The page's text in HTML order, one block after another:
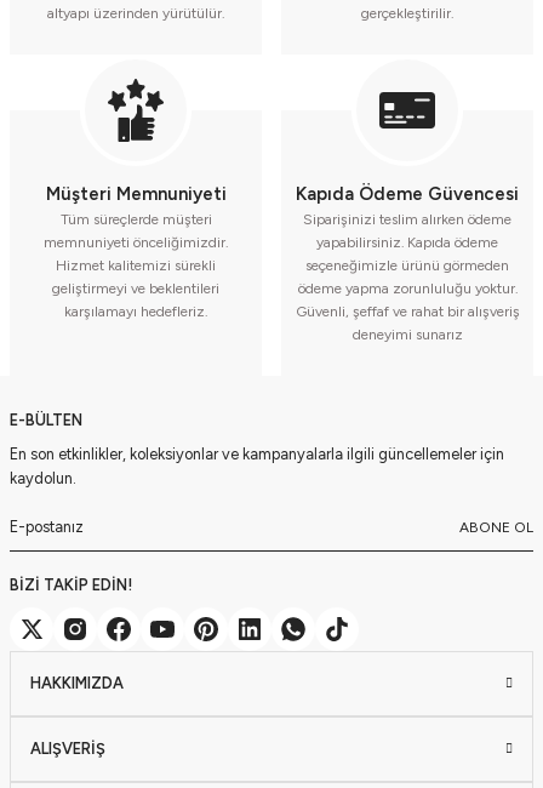
altyapı üzerinden yürütülür.
gerçekleştirilir.
Müşteri Memnuniyeti
Tüm süreçlerde müşteri
memnuniyeti önceliğimizdir.
Hizmet kalitemizi sürekli
geliştirmeyi ve beklentileri
karşılamayı hedefleriz.
Kapıda Ödeme Güvencesi
Siparişinizi teslim alırken ödeme
yapabilirsiniz. Kapıda ödeme
seçeneğimizle ürünü görmeden
ödeme yapma zorunluluğu yoktur.
Güvenli, şeffaf ve rahat bir alışveriş
deneyimi sunarız
E-BÜLTEN
En son etkinlikler, koleksiyonlar ve kampanyalarla ilgili güncellemeler için
kaydolun.
ABONE OL
BİZİ TAKİP EDİN!
HAKKIMIZDA
ALIŞVERİŞ